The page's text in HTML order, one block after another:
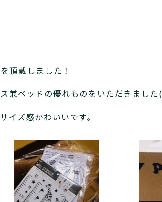
頂戴しました！
兼ベッドの優れものをいただきました(
イズ感かわいいです。